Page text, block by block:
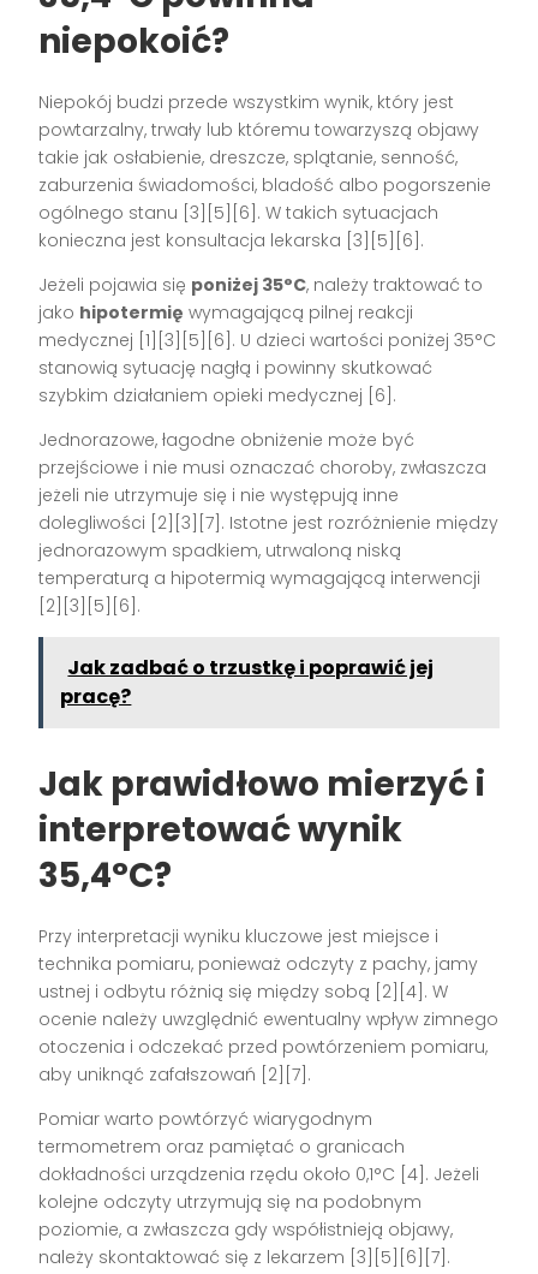
niepokoić?
Niepokój budzi przede wszystkim wynik, który jest
powtarzalny, trwały lub któremu towarzyszą objawy
takie jak osłabienie, dreszcze, splątanie, senność,
zaburzenia świadomości, bladość albo pogorszenie
ogólnego stanu [3][5][6]. W takich sytuacjach
konieczna jest konsultacja lekarska [3][5][6].
Jeżeli pojawia się poniżej 35°C, należy traktować to
jako hipotermię wymagającą pilnej reakcji
medycznej [1][3][5][6]. U dzieci wartości poniżej 35°C
stanowią sytuację nagłą i powinny skutkować
szybkim działaniem opieki medycznej [6].
Jednorazowe, łagodne obniżenie może być
przejściowe i nie musi oznaczać choroby, zwłaszcza
jeżeli nie utrzymuje się i nie występują inne
dolegliwości [2][3][7]. Istotne jest rozróżnienie między
jednorazowym spadkiem, utrwaloną niską
temperaturą a hipotermią wymagającą interwencji
[2][3][5][6].
Jak zadbać o trzustkę i poprawić jej
pracę?
Jak prawidłowo mierzyć i
interpretować wynik
35,4°C?
Przy interpretacji wyniku kluczowe jest miejsce i
technika pomiaru, ponieważ odczyty z pachy, jamy
ustnej i odbytu różnią się między sobą [2][4]. W
ocenie należy uwzględnić ewentualny wpływ zimnego
otoczenia i odczekać przed powtórzeniem pomiaru,
aby uniknąć zafałszowań [2][7].
Pomiar warto powtórzyć wiarygodnym
termometrem oraz pamiętać o granicach
dokładności urządzenia rzędu około 0,1°C [4]. Jeżeli
kolejne odczyty utrzymują się na podobnym
poziomie, a zwłaszcza gdy współistnieją objawy,
należy skontaktować się z lekarzem [3][5][6][7].